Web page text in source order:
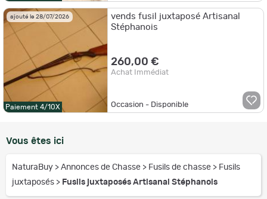
ajouté le 28/07/2026
Paiement 4/10X
vends fusil juxtaposé Artisanal
Stéphanois
260,00 €
Achat Immédiat
Occasion - Disponible
Vous êtes ici
NaturaBuy > Annonces de Chasse > Fusils de chasse > Fusils
juxtaposés > Fusils juxtaposés Artisanal Stéphanois